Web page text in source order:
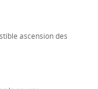
ascension des